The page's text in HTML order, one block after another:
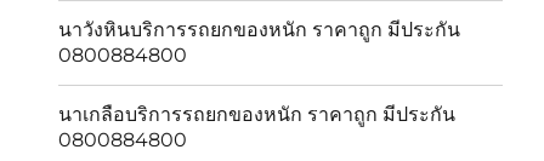
นาวังหินบริการรถยกของหนัก ราคาถูก มีประกัน
0800884800
นาเกลือบริการรถยกของหนัก ราคาถูก มีประกัน
0800884800